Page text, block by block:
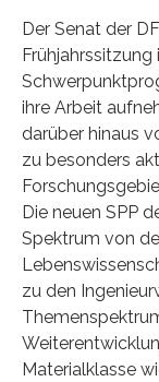
Der Senat der
ihre Arbeit
darüber hinaus
zu besonders
Die neuen SPP
Spektrum von
zu den
Materialklasse